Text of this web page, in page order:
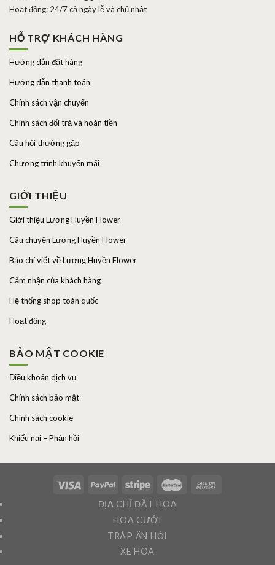
Hoạt động: 24/7 cả ngày lễ và chủ nhật
HỖ TRỢ KHÁCH HÀNG
Hướng dẫn đặt hàng
Hướng dẫn thanh toán
Chính sách vận chuyển
Chính sách đổi trả và hoàn tiền
Câu hỏi thường gặp
Chương trình khuyến mãi
GIỚI THIỆU
Giới thiệu Lương Huyền Flower
Câu chuyện Lương Huyền Flower
Báo chí viết về Lương Huyền Flower
Cảm nhận của khách hàng
Hệ thống shop toàn quốc
Hoạt động
BẢO MẬT COOKIE
Điều khoản dịch vụ
Chính sách bảo mật
Chính sách cookie
Khiếu nại – Phản hồi
ĐỊA CHỈ ĐẶT HOA
HOA CƯỚI
TRÁP ĂN HỎI
XE HOA